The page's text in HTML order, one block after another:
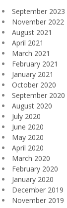
September 2023
November 2022
August 2021
April 2021
March 2021
February 2021
January 2021
October 2020
September 2020
August 2020
July 2020
June 2020
May 2020
April 2020
March 2020
February 2020
January 2020
December 2019
November 2019